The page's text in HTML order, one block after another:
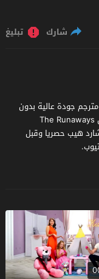
شارك تبليغ
مشاهدة وتحميل فيلم The Runaways 2019 مترجم جودة عالية بدون
اعلانات مزعجة مشاهدة اون لاين فيلم الهاربين The Runaways
هيب حصريا وقبل